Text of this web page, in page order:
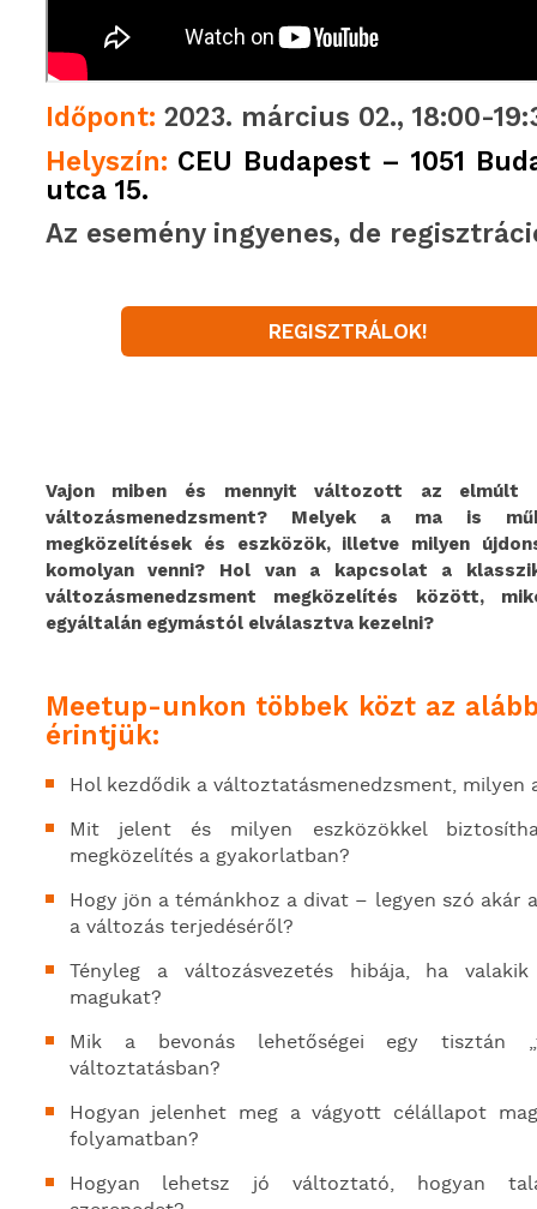
Időpont: 2023. március 02., 18:00-
Helyszín: CEU Budapest – 1051
utca 15.
Az esemény ingyenes, de
REGISZTRÁLOK!
Vajon miben és mennyit változott az elmúlt
változásmenedzsment? Melyek a ma is
megközelítések és eszközök, illetve milyen
komolyan venni? Hol van a kapcsolat a
változásmenedzsment megközelítés között,
egyáltalán egymástól elválasztva kezelni?
Meetup-unkon többek közt az
érintjük:
Hol kezdődik a változtatásmenedzsment, milyen
Mit jelent és milyen eszközökkel
megközelítés a gyakorlatban?
Hogy jön a témánkhoz a divat – legyen szó akár
a változás terjedéséről?
Tényleg a változásvezetés hibája, ha
magukat?
Mik a bevonás lehetőségei egy tisztán
változtatásban?
Hogyan jelenhet meg a vágyott célállapot
folyamatban?
Hogyan lehetsz jó változtató, hogyan